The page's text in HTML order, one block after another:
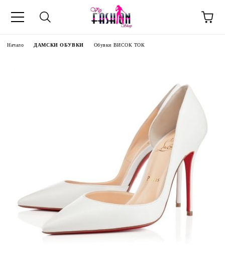
Начало ДАМСКИ ОБУВКИ Обувки ВИСОК ТОК